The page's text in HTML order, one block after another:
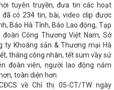
đến người tiêu dùng
hợp tác giữa TP Hồ Chí
Hà Tĩnh ước đạt 8,78%,
hỗ trợ, công nghiệp nông
tỉnh Hà Tĩnh nhiệm kỳ
công, khởi động chào
quyết số 209/NQ-CP
01/2025 của Tỉnh ủy về
Trung ương Đảng khóa
trong thương mại điện tử
tuyên truyền, đưa tin các hoạt
có 234 tin, bài, video clip được
Báo Hà Tĩnh, Báo Lao động, Tạp
Công Thương Việt Nam, Sở
ty Khoáng sản & Thương mại Hà
tháng công nhân, tết sum vầy sử
đoàn viên, người lao động nắm
toàn diện hơn.
về Chỉ thị 05-CT/TW ngày